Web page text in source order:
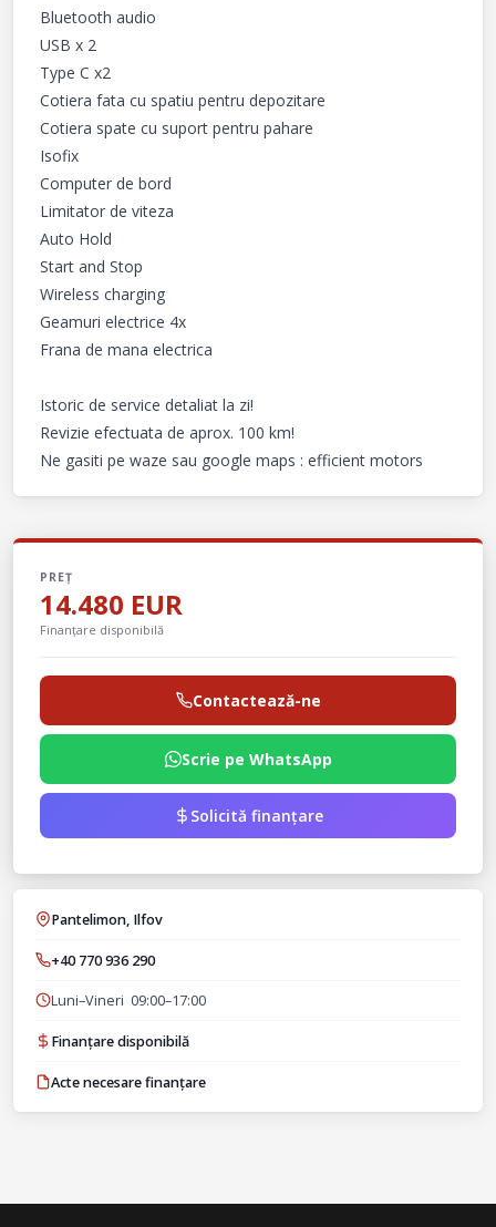
Bluetooth audio
USB x 2
Type C x2
Cotiera fata cu spatiu pentru depozitare
Cotiera spate cu suport pentru pahare
Isofix
Computer de bord
Limitator de viteza
Auto Hold
Start and Stop
Wireless charging
Geamuri electrice 4x
Frana de mana electrica
Istoric de service detaliat la zi!
Revizie efectuata de aprox. 100 km!
Ne gasiti pe waze sau google maps : efficient motors
PREȚ
14.480 EUR
Finanțare disponibilă
Contactează-ne
Scrie pe WhatsApp
Solicită finanțare
Pantelimon, Ilfov
+40 770 936 290
Luni–Vineri 09:00–17:00
Finanțare disponibilă
Acte necesare finanțare